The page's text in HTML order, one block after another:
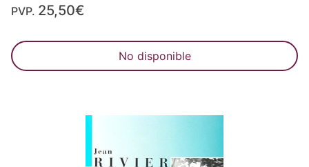
PVP. 25,50€
No disponible